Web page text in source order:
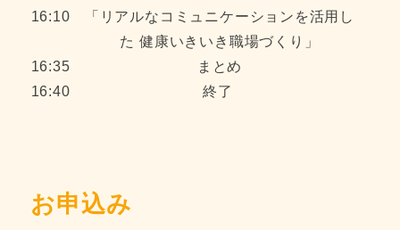
16:10
「リアルなコミュニケーションを活用し
た 健康いきいき職場づくり」
16:35
まとめ
16:40
終了
お申込み